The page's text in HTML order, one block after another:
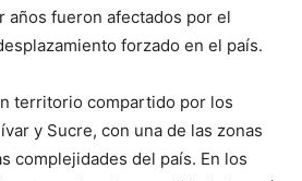
años fueron afectados por el
forzado en el país.
territorio compartido por los
y Sucre, con una de las zonas
complejidades del país. En los